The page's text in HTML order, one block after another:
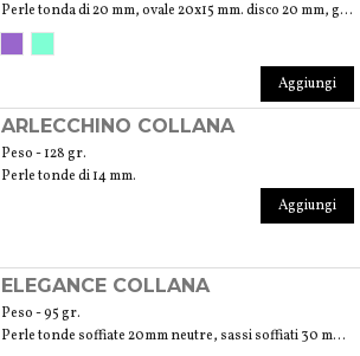
Perle tonda di 20 mm, ovale 20x15 mm. disco 20 mm, goccia 25x15 mm, cilindro 25x12 mm
Aggiungi
ARLECCHINO COLLANA
Peso - 128 gr.
Perle tonde di 14 mm.
Aggiungi
ELEGANCE COLLANA
Peso - 95 gr.
Perle tonde soffiate 20mm neutre, sassi soffiati 30 mm foglia oro 24Kt. Tonde piene trasparenti mm10